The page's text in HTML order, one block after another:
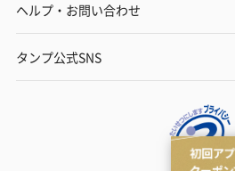
ヘルプ・お問い合わせ
タンプ公式SNS